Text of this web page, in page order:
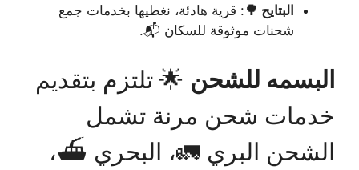
البتايح 🌳 : قرية هادئة، نغطيها بخدمات جمع
شحنات موثوقة للسكان 📬.
البسمه للشحن 🌟 تلتزم بتقديم
خدمات شحن مرنة تشمل
الشحن البري 🚛، البحري ⛴️،